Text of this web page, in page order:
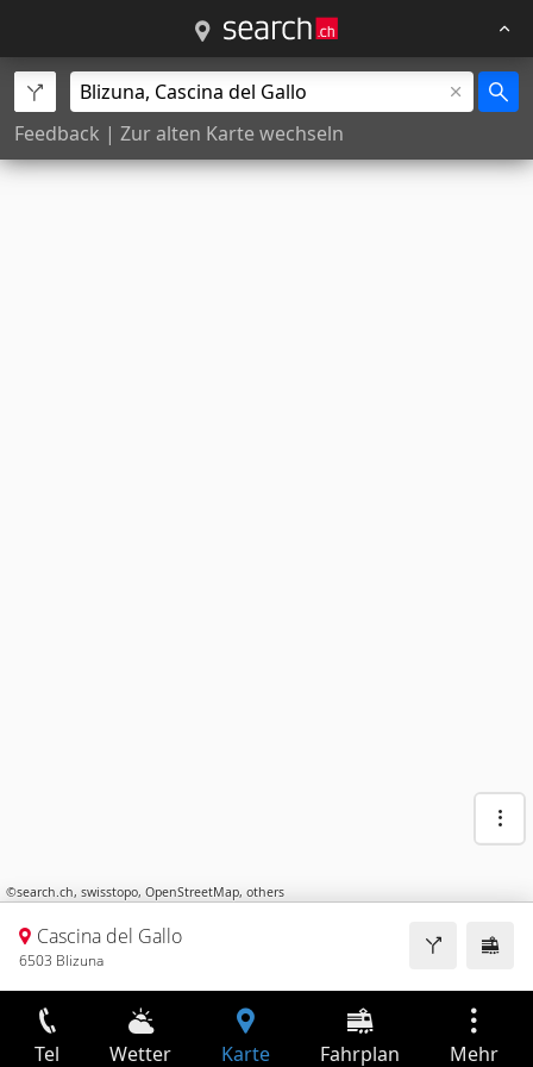
Feedback | Zur alten Karte wechseln
©search.ch, swisstopo, OpenStreetMap, others
Cascina del Gallo
6503 Blizuna
Tel Wetter Karte Fahrplan Mehr